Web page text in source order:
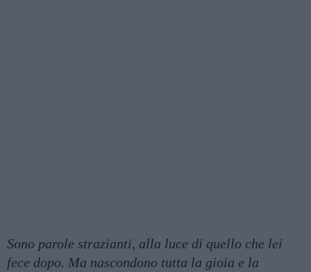
Sono parole strazianti, alla luce di quello che lei
fece dopo. Ma nascondono tutta la gioia e la